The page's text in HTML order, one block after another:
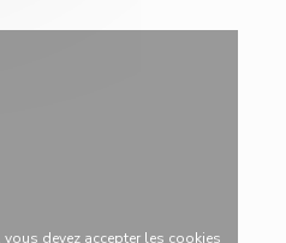
devez accepter les cookies